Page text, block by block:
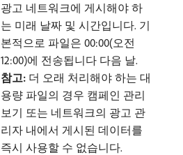
광고 네트워크에 게시해야 하
는 미래 날짜 및 시간입니다. 기
본적으로 파일은 00:00(오전
12:00)에 전송됩니다 다음 날.
참고: 더 오래 처리해야 하는 대
용량 파일의 경우 캠페인 관리
보기 또는 네트워크의 광고 관
리자 내에서 게시된 데이터를
즉시 사용할 수 없습니다.